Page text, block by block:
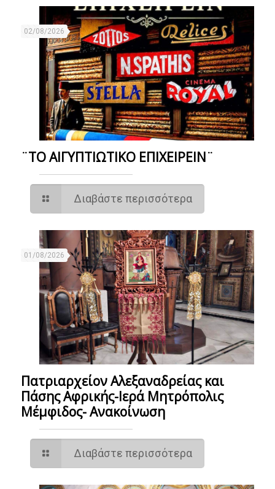
02/08/2026
¨ΤΟ ΑΙΓΥΠΤΙΩΤΙΚΟ ΕΠΙΧΕΙΡΕΙΝ¨
Διαβάστε περισσότερα
01/08/2026
Πατριαρχείον Αλεξαναδρείας και
Πάσης Αφρικής-Ιερά Μητρόπολις
Μέμφιδος- Ανακοίνωση
Διαβάστε περισσότερα